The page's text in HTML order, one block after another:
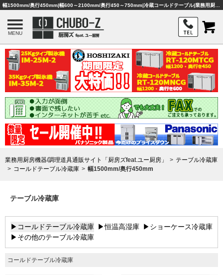
MENU
業務用厨房機器/調理道具通販サイト「厨房ズfeat.ユー厨房」
テーブル冷蔵庫
コールドテーブル冷蔵庫
幅1500mm/奥行450mm
テーブル冷蔵庫
▶コールドテーブル冷蔵庫 ▶恒温高湿庫 ▶ショーケース冷蔵庫
▶その他のテーブル冷蔵庫
コールドテーブル冷蔵庫